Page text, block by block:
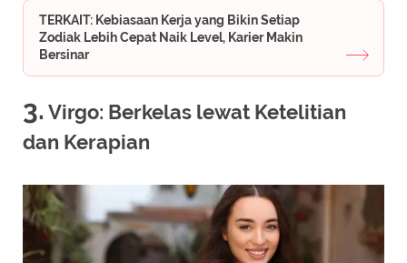
TERKAIT: Kebiasaan Kerja yang Bikin Setiap
Zodiak Lebih Cepat Naik Level, Karier Makin
Bersinar
3. Virgo: Berkelas lewat Ketelitian
dan Kerapian